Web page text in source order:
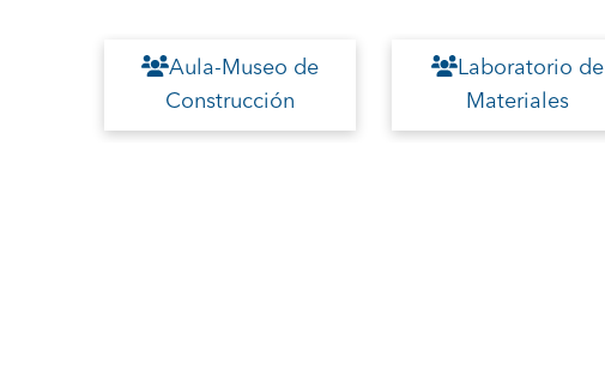
Aula-Museo de
Construcción
Laboratorio de
Materiales